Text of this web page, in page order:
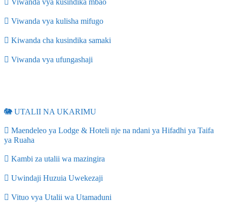
 Viwanda vya kulisha mifugo
 Kiwanda cha kusindika samaki
 Viwanda vya ufungashaji
🐘 UTALII NA UKARIMU
 Maendeleo ya Lodge & Hoteli nje na ndani ya Hifadhi ya Taifa
ya Ruaha
 Kambi za utalii wa mazingira
 Uwindaji Huzuia Uwekezaji
 Vituo vya Utalii wa Utamaduni